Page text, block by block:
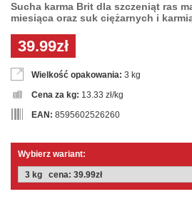
Sucha karma Brit dla szczeniąt ras
miesiąca oraz suk ciężarnych i
39.99zł
Wielkość opakowania: 3 kg
Cena za kg: 13.33 zł/kg
EAN: 8595602526260
Wybierz wariant: